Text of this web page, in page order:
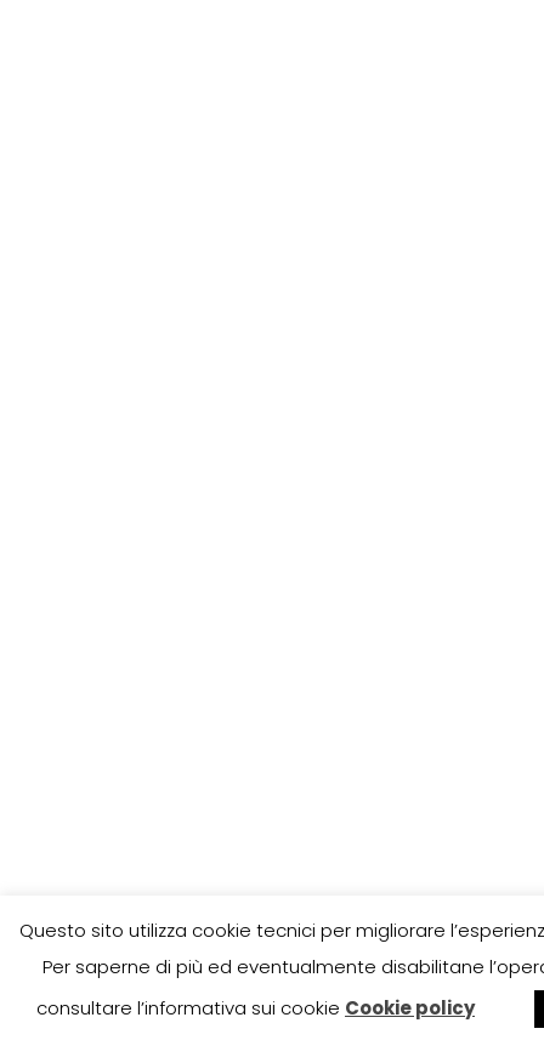
Questo sito utilizza cookie tecnici per migliorare
Per saperne di più ed eventualmente disabilitane
consultare l’informativa sui cookie Cookie policy